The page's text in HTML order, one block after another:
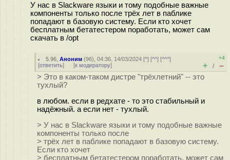
У нас в Slackware языки и тому подобные важные
компоненты только после трёх лет в паблике
попадают в базовую систему. Если кто хочет
бесплатным бетатестером поработать, может сам
скачать в /opt
5.96 ,Аноним (96), 04:36, 14/03/2024 [^] [^^] [^^^]
[ответить] [к модератору]
+4
+ / –
> Это в каком-таком дистре "трёхлетний" -- это
тухлый?
в любом. если в редхате - то это стабильный и
надёжный. а если нет - тухлый.
> У нас в Slackware языки и тому подобные важные
компоненты только после
> трёх лет в паблике попадают в базовую систему.
Если кто хочет
> бесплатным бетатестером поработать, может сам